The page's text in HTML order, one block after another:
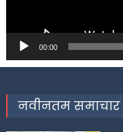
00:00
नवीनतम समाचार